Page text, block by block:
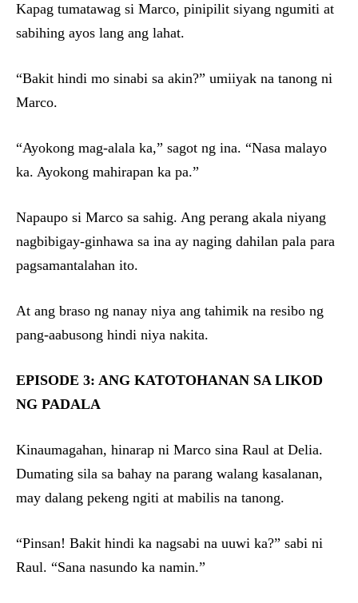
Kapag tumatawag si Marco, pinipilit siyang ngumiti at
sabihing ayos lang ang lahat.
“Bakit hindi mo sinabi sa akin?” umiiyak na tanong ni
Marco.
“Ayokong mag-alala ka,” sagot ng ina. “Nasa malayo
ka. Ayokong mahirapan ka pa.”
Napaupo si Marco sa sahig. Ang perang akala niyang
nagbibigay-ginhawa sa ina ay naging dahilan pala para
pagsamantalahan ito.
At ang braso ng nanay niya ang tahimik na resibo ng
pang-aabusong hindi niya nakita.
EPISODE 3: ANG KATOTOHANAN SA LIKOD
NG PADALA
Kinaumagahan, hinarap ni Marco sina Raul at Delia.
Dumating sila sa bahay na parang walang kasalanan,
may dalang pekeng ngiti at mabilis na tanong.
“Pinsan! Bakit hindi ka nagsabi na uuwi ka?” sabi ni
Raul. “Sana nasundo ka namin.”